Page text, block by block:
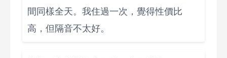
間同樣全天。我住過一次，覺得性價比
高，但隔音不太好。